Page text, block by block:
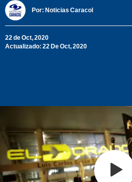
Por: Noticias Caracol
22 de Oct, 2020
Actualizado: 22 De Oct, 2020